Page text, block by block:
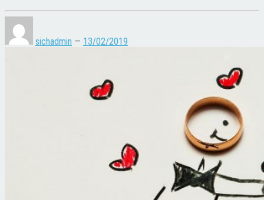
sichadmin — 13/02/2019